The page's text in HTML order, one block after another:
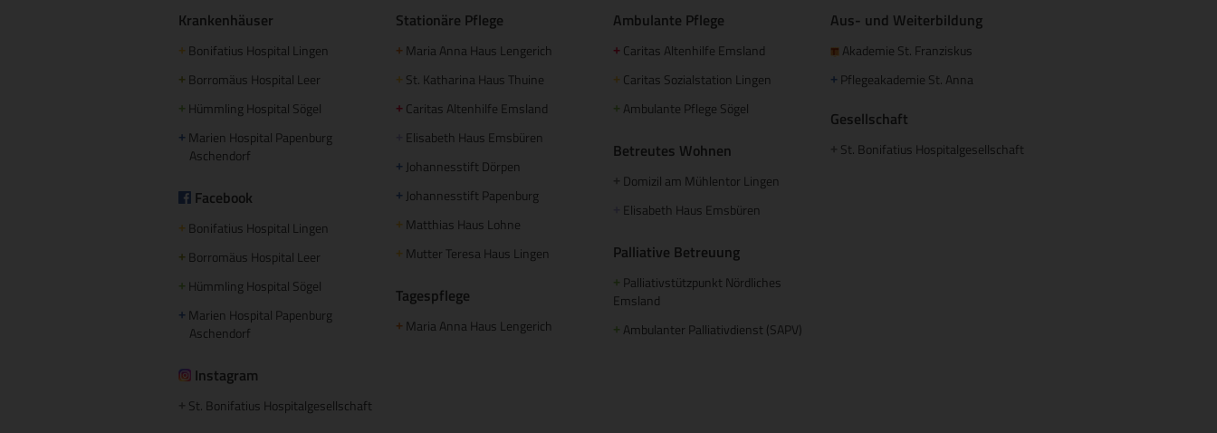
Krankenhäuser
+ Bonifatius Hospital Lingen
+ Borromäus Hospital Leer
+ Hümmling Hospital Sögel
+ Marien Hospital Papenburg
Aschendorf
Facebook
+ Bonifatius Hospital Lingen
+ Borromäus Hospital Leer
+ Hümmling Hospital Sögel
+ Marien Hospital Papenburg
Aschendorf
Instagram
St. Bonifatius Hospitalgesellschaft
Stationäre Pflege
+ Maria Anna Haus Lengerich
+ St. Katharina Haus Thuine
+ Caritas Altenhilfe Emsland
Elisabeth Haus Emsbüren
+ Johannesstift Dörpen
+ Johannesstift Papenburg
+ Matthias Haus Lohne
+ Mutter Teresa Haus Lingen
Tagespflege
+ Maria Anna Haus Lengerich
Ambulante Pflege
+ Caritas Altenhilfe Emsland
+ Caritas Sozialstation Lingen
+ Ambulante Pflege Sögel
Betreutes Wohnen
Domizil am Mühlentor Lingen
Elisabeth Haus Emsbüren
Palliative Betreuung
+ Palliativstützpunkt Nördliches
Emsland
+ Ambulanter Palliativdienst (SAPV)
Aus- und Weiterbildung
Akademie St. Franziskus
+ Pflegeakademie St. Anna
Gesellschaft
St. Bonifatius Hospitalgesellschaft